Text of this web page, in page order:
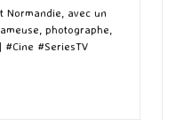
Normandie, avec un
photographe,
#Cine #SeriesTV